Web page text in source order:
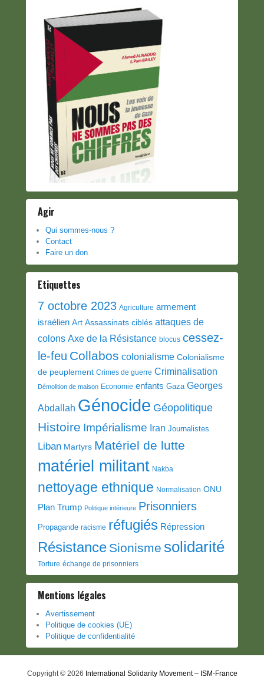
Agir
Qui sommes-nous ?
Contact
Faire un don
Etiquettes
7 octobre 2023 Agriculture armement
israélien Art Assassinats ciblés attaques de
colons Axe de la Résistance blocus cessez-
le-feu Collabos colonialisme Colonialisme
de peuplement Crimes de guerre Criminalisation
Démolition de maison Economie enfants Gaza Georges
Abdallah Génocide Géopolitique
Histoire Impérialisme Iran Journalistes
Liban Martyrs Matériel de lutte
matériel militant Nakba
nettoyage ethnique Normalisation ONU
Plan Trump Politique intérieure Prisonniers
Propagande racisme réfugiés Répression
Résistance Sionisme solidarité
Torture échange de prisonniers
Mentions légales
Avertissement
Politique de cookies (UE)
Politique de confidentialité
Copyright © 2026 International Solidarity Movement – ISM-France